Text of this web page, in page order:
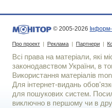
© 2005-2026 Інформ-
Про проект | Реклама | Партнери |
Всі права на матеріали, які
законодавством України, в
Використання матерiалiв
Для iнтернет-видань
для пошукових систем.
виключно в першому чи в